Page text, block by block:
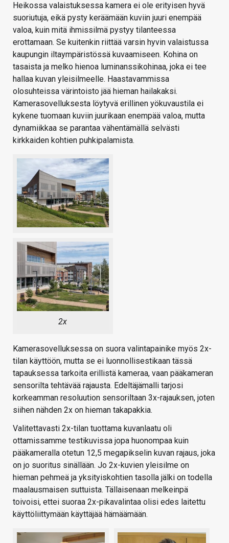
Heikossa valaistuksessa kamera ei ole erityisen hyvä
suoriutuja, eikä pysty keräämään kuviin juuri enempää
valoa, kuin mitä ihmissilmä pystyy tilanteessa
erottamaan. Se kuitenkin riittää varsin hyvin valaistussa
kaupungin iltaympäristössä kuvaamiseen. Kohina on
tasaista ja melko hienoa luminanssikohinaa, joka ei tee
hallaa kuvan yleisilmeelle. Haastavammissa
olosuhteissa värintoisto jää hieman hailakaksi.
Kamerasovelluksesta löytyvä erillinen yökuvaustila ei
kykene tuomaan kuviin juurikaan enempää valoa, mutta
dynamiikkaa se parantaa vähentämällä selvästi
kirkkaiden kohtien puhkipalamista.
2x
Kamerasovelluksessa on suora valintapainike myös 2x-
tilan käyttöön, mutta se ei luonnollisestikaan tässä
tapauksessa tarkoita erillistä kameraa, vaan pääkameran
sensorilta tehtävää rajausta. Edeltäjämalli tarjosi
korkeamman resoluution sensoriltaan 3x-rajauksen, joten
siihen nähden 2x on hieman takapakkia.
Valitettavasti 2x-tilan tuottama kuvanlaatu oli
ottamissamme testikuvissa jopa huonompaa kuin
pääkameralla otetun 12,5 megapikselin kuvan rajaus, joka
on jo suoritus sinällään. Jo 2x-kuvien yleisilme on
hieman pehmeä ja yksityiskohtien tasolla jälki on todella
maalausmaisen suttuista. Tällaisenaan melkeinpä
toivoisi, ettei suoraa 2x-pikavalintaa olisi edes laitettu
käyttöliittymään käyttäjää hämäämään.